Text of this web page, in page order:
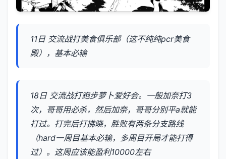
11日 交流战打美食俱乐部（这不纯纯pcr美食
殿），基本必输
18日 交流战打跑步萝卜爱好会。一般加奈打3
次，哥哥用必杀，然后加奈，哥哥分别平a就能
打过。打完后打拂晓，胜败有两条分支路线
（hard一周目基本必输，多周目开局才能打得
过）。这周应该能盈利10000左右